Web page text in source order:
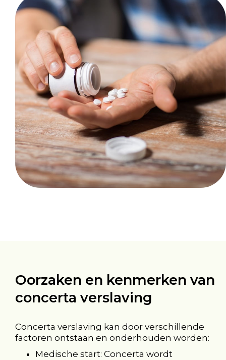
Oorzaken en kenmerken van
concerta verslaving
Concerta verslaving kan door verschillende
factoren ontstaan en onderhouden worden:
Medische start: Concerta wordt